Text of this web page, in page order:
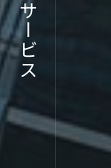
サービス